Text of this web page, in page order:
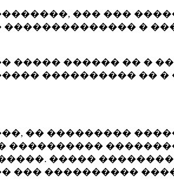
��� ���
�
����� ������ �� �
���������� ��
�� ���������
����������
�����
��� ����������